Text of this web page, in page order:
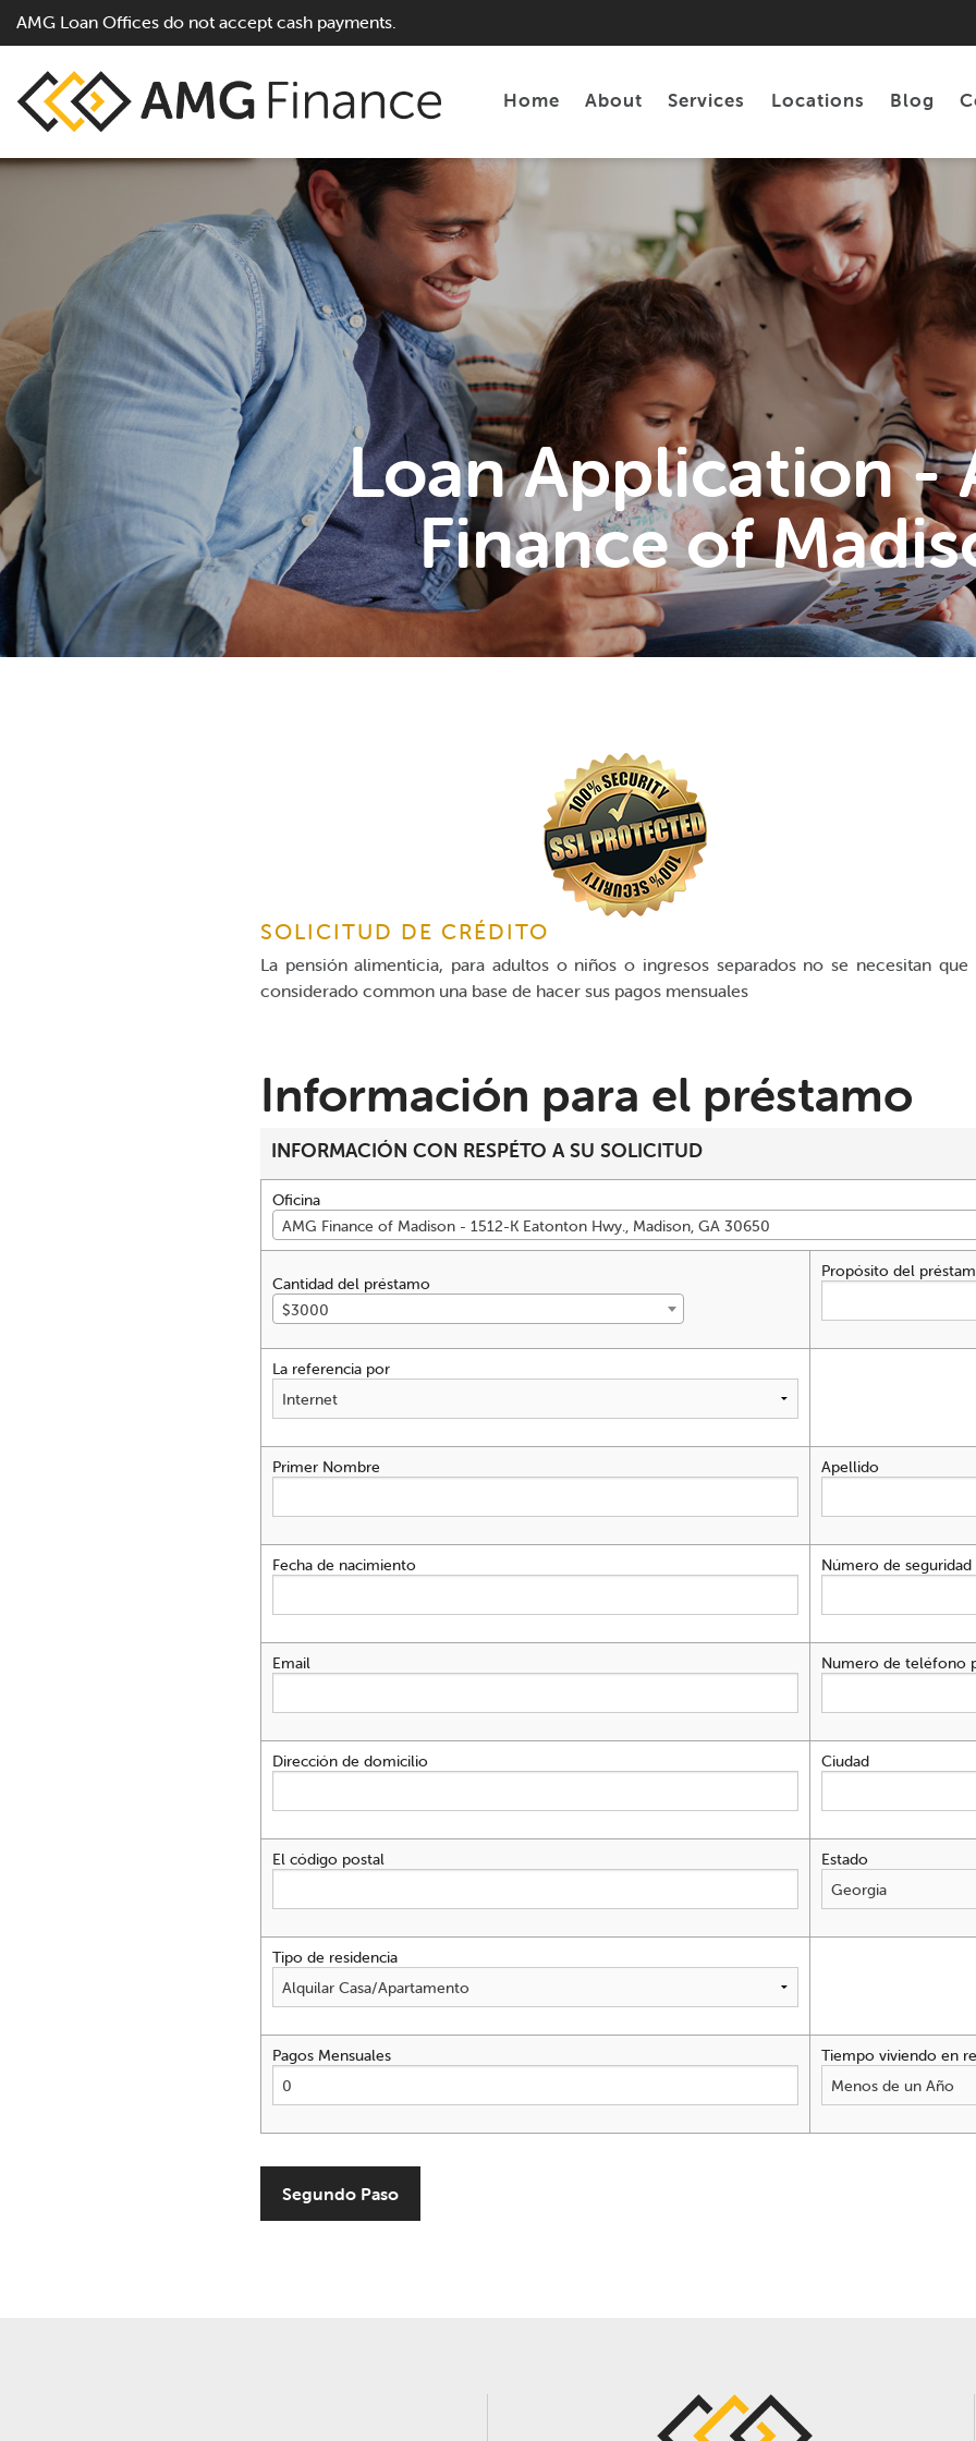
AMG Loan Offices do not accept cash payments.
Home About Services
Personal Loans
Tax Preparation
Locations Blog
Loan Application -
Finance of
SOLICITUD DE CRÉDITO
La pensión alimenticia, para adultos o niños o ingresos separados no se necesitan
considerado common una base de hacer sus pagos mensuales
Información para el préstamo
INFORMACIÓN CON RESPÉTO A SU SOLICITUD
Oficina
AMG Finance of Madison - 1512-K Eatonton Hwy., Madison, GA 30650
Cantidad del préstamo
$3000
Propósito del
La referencia por
Primer Nombre Apellido
Fecha de nacimiento Número de seguridad
Email Numero de teléfono
Dirección de domicilio Ciudad
El código postal Estado
Tipo de residencia
Pagos Mensuales Tiempo viviendo en
Segundo Paso